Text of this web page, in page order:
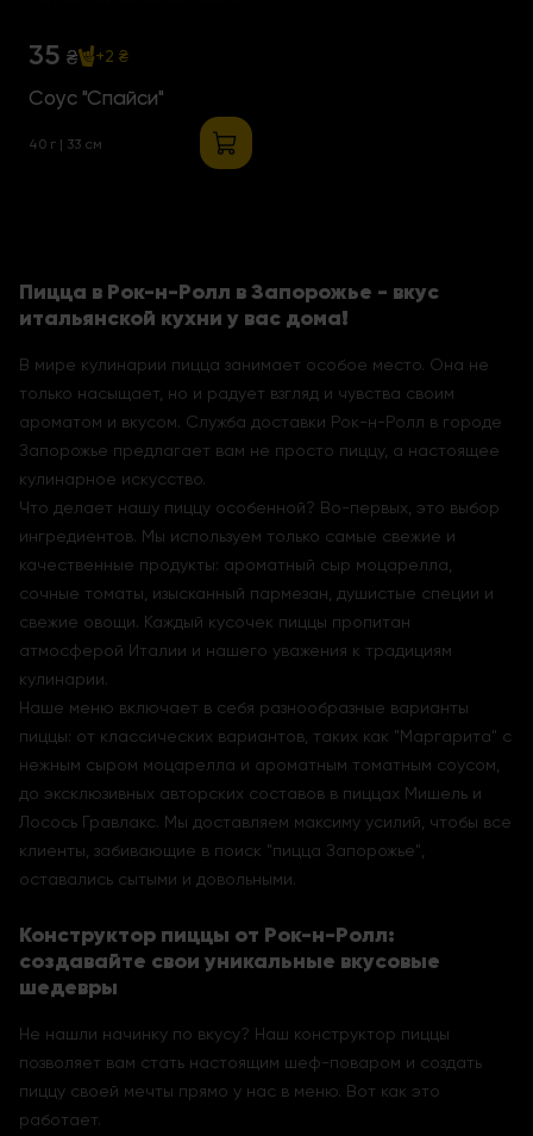
35 ₴ +2 ₴
Соус "Спайси"
40 г | 33 см
Пицца в Рок-н-Ролл в Запорожье - вкус
итальянской кухни у вас дома!
В мире кулинарии пицца занимает особое место. Она не
только насыщает, но и радует взгляд и чувства своим
ароматом и вкусом. Служба доставки Рок-н-Ролл в городе
Запорожье предлагает вам не просто пиццу, а настоящее
кулинарное искусство.
Что делает нашу пиццу особенной? Во-первых, это выбор
ингредиентов. Мы используем только самые свежие и
качественные продукты: ароматный сыр моцарелла,
сочные томаты, изысканный пармезан, душистые специи и
свежие овощи. Каждый кусочек пиццы пропитан
атмосферой Италии и нашего уважения к традициям
кулинарии.
Наше меню включает в себя разнообразные варианты
пиццы: от классических вариантов, таких как "Маргарита" с
нежным сыром моцарелла и ароматным томатным соусом,
до эксклюзивных авторских составов в пиццах Мишель и
Лосось Гравлакс. Мы доставляем максиму усилий, чтобы все
клиенты, забивающие в поиск "пицца Запорожье",
оставались сытыми и довольными.
Конструктор пиццы от Рок-н-Ролл:
создавайте свои уникальные вкусовые
шедевры
Не нашли начинку по вкусу? Наш конструктор пиццы
позволяет вам стать настоящим шеф-поваром и создать
пиццу своей мечты прямо у нас в меню. Вот как это
работает.